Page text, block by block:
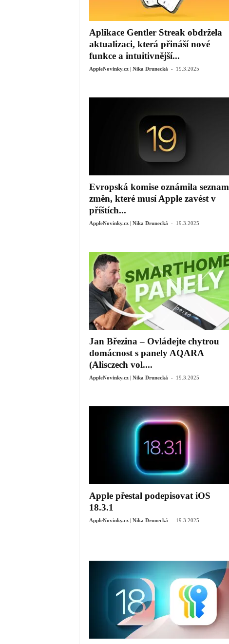
Aplikace Gentler Streak obdržela
aktualizaci, která přináší nové
funkce a intuitivnější...
AppleNovinky.cz | Nika Drunecká - 19.3.2025
Evropská komise oznámila seznam
změn, které musí Apple zavést v
příštích...
AppleNovinky.cz | Nika Drunecká - 19.3.2025
Jan Březina – Ovládejte chytrou
domácnost s panely AQARA
(Alisczech vol....
AppleNovinky.cz | Nika Drunecká - 19.3.2025
Apple přestal podepisovat iOS
18.3.1
AppleNovinky.cz | Nika Drunecká - 19.3.2025